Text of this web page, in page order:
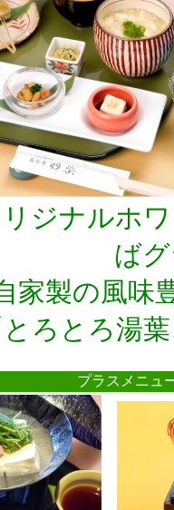
ジナルホ
ば
家製の風味
とろとろ湯
プラスメニ